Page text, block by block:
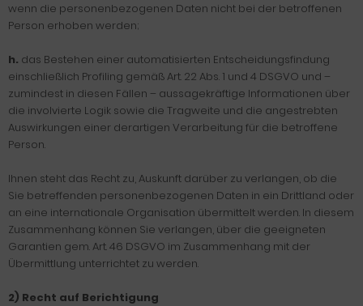
wenn die personenbezogenen Daten nicht bei der betroffenen
Person erhoben werden;
h. das Bestehen einer automatisierten Entscheidungsfindung
einschließlich Profiling gemäß Art. 22 Abs. 1 und 4 DSGVO und –
zumindest in diesen Fällen – aussagekräftige Informationen über
die involvierte Logik sowie die Tragweite und die angestrebten
Auswirkungen einer derartigen Verarbeitung für die betroffene
Person.
Ihnen steht das Recht zu, Auskunft darüber zu verlangen, ob die
Sie betreffenden personenbezogenen Daten in ein Drittland oder
an eine internationale Organisation übermittelt werden. In diesem
Zusammenhang können Sie verlangen, über die geeigneten
Garantien gem. Art. 46 DSGVO im Zusammenhang mit der
Übermittlung unterrichtet zu werden.
2) Recht auf Berichtigung